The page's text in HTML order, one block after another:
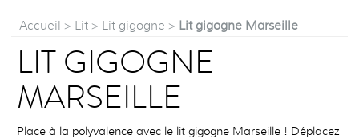
Accueil > Lit > Lit gigogne > Lit gigogne Marseille
LIT GIGOGNE
MARSEILLE
Place à la polyvalence avec le lit gigogne Marseille ! Déplacez